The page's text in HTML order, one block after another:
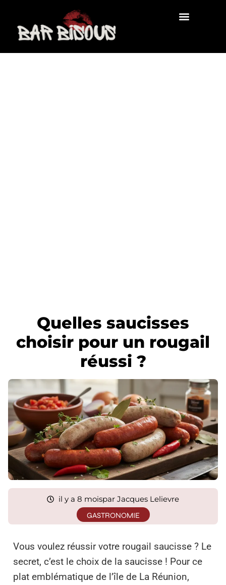
Quelles saucisses
choisir pour un rougail
réussi ?
il y a 8 moispar Jacques Lelievre
GASTRONOMIE
Vous voulez réussir votre rougail saucisse ? Le
secret, c’est le choix de la saucisse ! Pour ce
plat emblématique de l’île de La Réunion,